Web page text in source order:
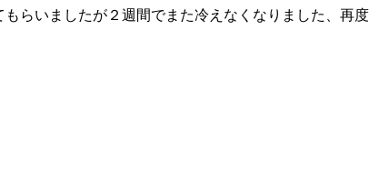
らいましたが２週間でまた冷えなくなりました、再